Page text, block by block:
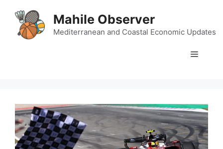
content
Mahile Observer
Mediterranean and Coastal Economic Updates
Menu